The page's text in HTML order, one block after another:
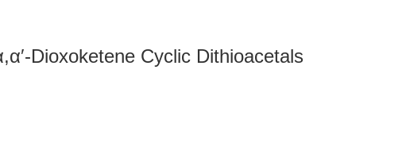
Dioxoketene Cyclic Dithioacetals